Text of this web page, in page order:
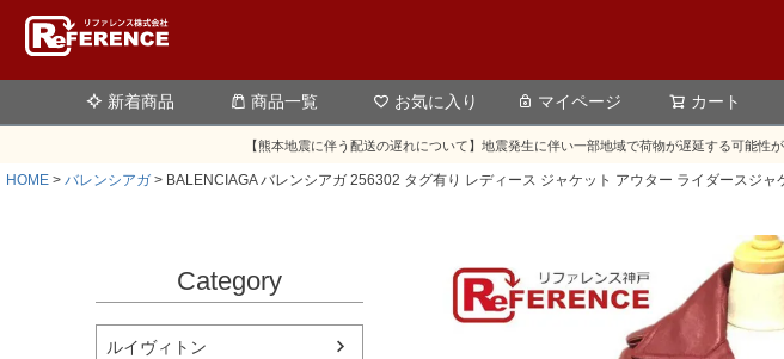
新着商品 商品一覧 お気に入り マイページ カート
【熊本地震に伴う配送の遅れについて】地震発生に伴い一部地域で荷物が遅延する可能
HOME バレンシアガ BALENCIAGA バレンシアガ 256302 タグ有り レディース ジャケット アウター ライダースジャ
Category
ルイヴィトン